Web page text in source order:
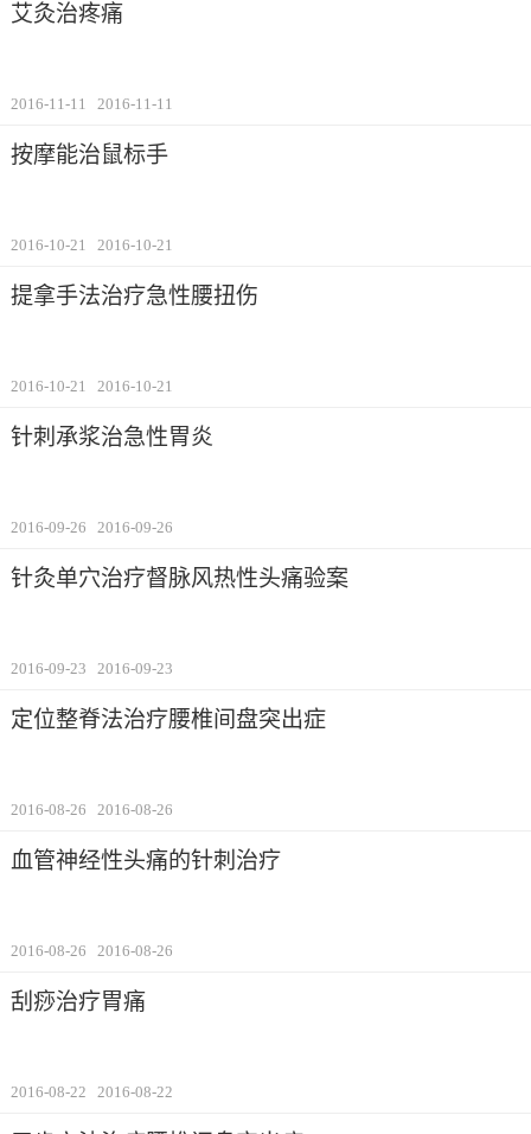
艾灸治疼痛
2016-11-11 2016-11-11
按摩能治鼠标手
2016-10-21 2016-10-21
提拿手法治疗急性腰扭伤
2016-10-21 2016-10-21
针刺承浆治急性胃炎
2016-09-26 2016-09-26
针灸单穴治疗督脉风热性头痛验案
2016-09-23 2016-09-23
定位整脊法治疗腰椎间盘突出症
2016-08-26 2016-08-26
血管神经性头痛的针刺治疗
2016-08-26 2016-08-26
刮痧治疗胃痛
2016-08-22 2016-08-22